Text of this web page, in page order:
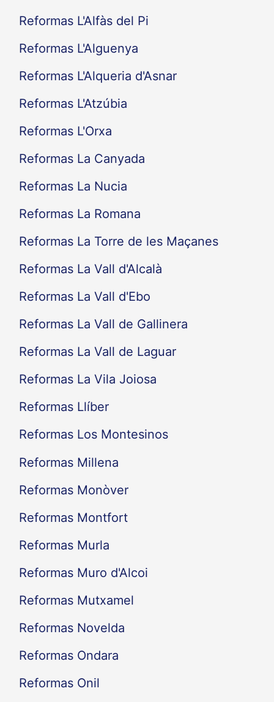
Reformas L'Alfàs del Pi
Reformas L'Alguenya
Reformas L'Alqueria d'Asnar
Reformas L'Atzúbia
Reformas L'Orxa
Reformas La Canyada
Reformas La Nucia
Reformas La Romana
Reformas La Torre de les Maçanes
Reformas La Vall d'Alcalà
Reformas La Vall d'Ebo
Reformas La Vall de Gallinera
Reformas La Vall de Laguar
Reformas La Vila Joiosa
Reformas Llíber
Reformas Los Montesinos
Reformas Millena
Reformas Monòver
Reformas Montfort
Reformas Murla
Reformas Muro d'Alcoi
Reformas Mutxamel
Reformas Novelda
Reformas Ondara
Reformas Onil